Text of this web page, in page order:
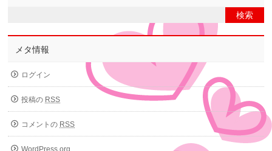
メタ情報
ログイン
投稿の RSS
コメントの RSS
WordPress.org